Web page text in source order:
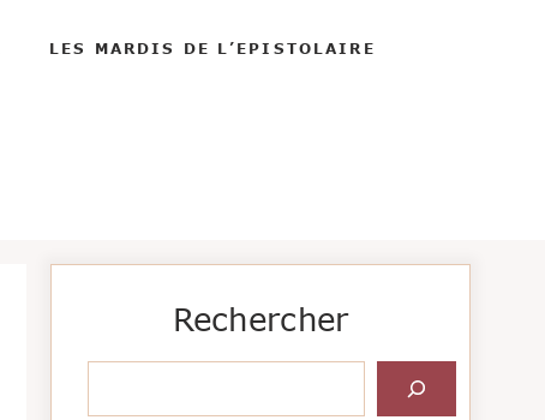
LES MARDIS DE L’EPISTOLAIRE
Rechercher